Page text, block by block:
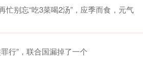
忙别忘“吃3菜喝2汤”，应季而食，元气
行”，联合国漏掉了一个